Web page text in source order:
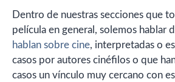
Dentro de nuestras secciones que
película en general, solemos hablar
hablan sobre cine, interpretadas o
casos por autores cinéfilos o que
casos un vínculo muy cercano con